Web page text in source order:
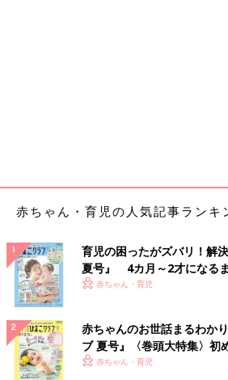
（榊原）これはテレビの話になりますが
は、テレビをたくさん見せている家庭で
原因を「子どもの時間管理ができない親
推論しています。また「長時間テレビを
か？」という別の調査によれば、家族と
見ている家庭では、テレビ視聴時間の多
く影響がないことがわかっています。テ
ラクティブメディアであるゲーム、スマ
基本的には同じこと。大切なのは、おう
い方次第であり、 子どもの生活習慣を常
赤ちゃん・育児の人気記事ランキ
育児の困ったがズバリ！解
夏号』 4カ月～2才になる
いっぱい！
赤ちゃん・育児
赤ちゃんのお世話まるわか
ブ 夏号』〈巻頭大特集〉初
く！ おっぱい・ミルクの基
赤ちゃん・育児